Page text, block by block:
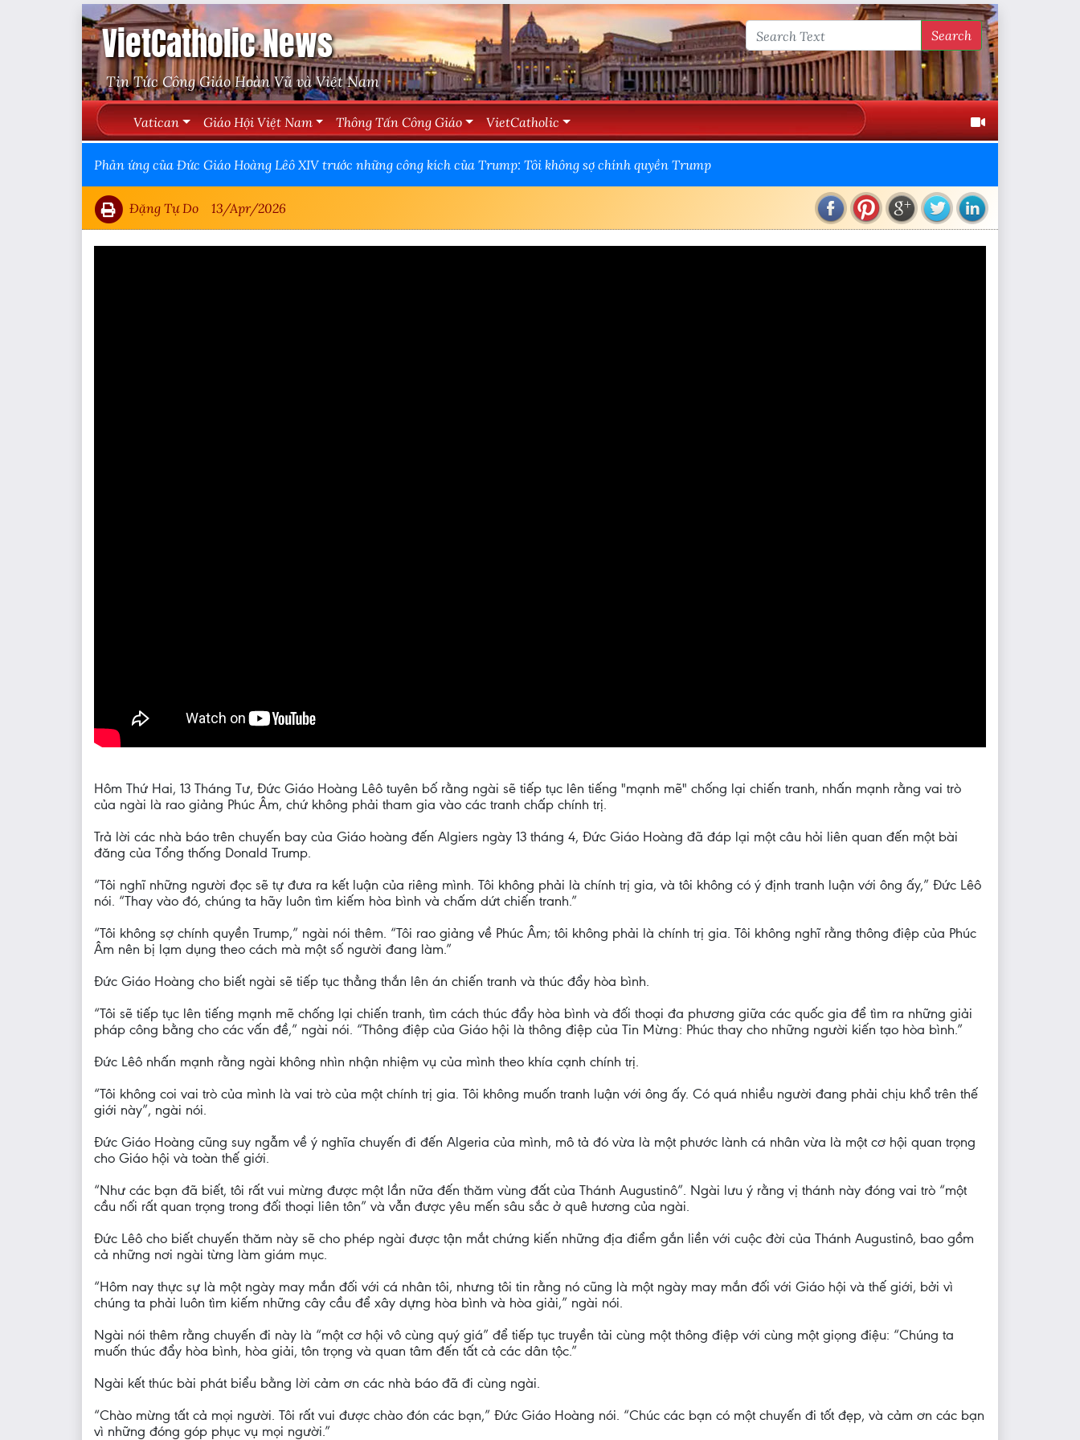
VietCatholic News
Tin Tức Công Giáo Hoàn Vũ và Việt Nam
Search
Vatican Giáo Hội Việt Nam Thông Tấn Công Giáo VietCatholic
Phản ứng của Đức Giáo Hoàng Lêô XIV trước những công kích của Trump: Tôi không sợ chính quyền Trump
Đặng Tự Do 13/Apr/2026
Hôm Thứ Hai, 13 Tháng Tư, Đức Giáo Hoàng Lêô tuyên bố rằng ngài sẽ tiếp tục lên tiếng "mạnh mẽ" chống lại chiến tranh, nhấn mạnh rằng vai trò
của ngài là rao giảng Phúc Âm, chứ không phải tham gia vào các tranh chấp chính trị.
Trả lời các nhà báo trên chuyến bay của Giáo hoàng đến Algiers ngày 13 tháng 4, Đức Giáo Hoàng đã đáp lại một câu hỏi liên quan đến một bài
đăng của Tổng thống Donald Trump.
“Tôi nghĩ những người đọc sẽ tự đưa ra kết luận của riêng mình. Tôi không phải là chính trị gia, và tôi không có ý định tranh luận với ông ấy,” Đức Lêô
nói. “Thay vào đó, chúng ta hãy luôn tìm kiếm hòa bình và chấm dứt chiến tranh.”
“Tôi không sợ chính quyền Trump,” ngài nói thêm. “Tôi rao giảng về Phúc Âm; tôi không phải là chính trị gia. Tôi không nghĩ rằng thông điệp của Phúc
Âm nên bị lạm dụng theo cách mà một số người đang làm.”
Đức Giáo Hoàng cho biết ngài sẽ tiếp tục thẳng thắn lên án chiến tranh và thúc đẩy hòa bình.
“Tôi sẽ tiếp tục lên tiếng mạnh mẽ chống lại chiến tranh, tìm cách thúc đẩy hòa bình và đối thoại đa phương giữa các quốc gia để tìm ra những giải
pháp công bằng cho các vấn đề,” ngài nói. “Thông điệp của Giáo hội là thông điệp của Tin Mừng: Phúc thay cho những người kiến tạo hòa bình.”
Đức Lêô nhấn mạnh rằng ngài không nhìn nhận nhiệm vụ của mình theo khía cạnh chính trị.
“Tôi không coi vai trò của mình là vai trò của một chính trị gia. Tôi không muốn tranh luận với ông ấy. Có quá nhiều người đang phải chịu khổ trên thế
giới này”, ngài nói.
Đức Giáo Hoàng cũng suy ngẫm về ý nghĩa chuyến đi đến Algeria của mình, mô tả đó vừa là một phước lành cá nhân vừa là một cơ hội quan trọng
cho Giáo hội và toàn thế giới.
“Như các bạn đã biết, tôi rất vui mừng được một lần nữa đến thăm vùng đất của Thánh Augustinô”. Ngài lưu ý rằng vị thánh này đóng vai trò “một
cầu nối rất quan trọng trong đối thoại liên tôn” và vẫn được yêu mến sâu sắc ở quê hương của ngài.
Đức Lêô cho biết chuyến thăm này sẽ cho phép ngài được tận mắt chứng kiến những địa điểm gắn liền với cuộc đời của Thánh Augustinô, bao gồm
cả những nơi ngài từng làm giám mục.
“Hôm nay thực sự là một ngày may mắn đối với cá nhân tôi, nhưng tôi tin rằng nó cũng là một ngày may mắn đối với Giáo hội và thế giới, bởi vì
chúng ta phải luôn tìm kiếm những cây cầu để xây dựng hòa bình và hòa giải,” ngài nói.
Ngài nói thêm rằng chuyến đi này là “một cơ hội vô cùng quý giá” để tiếp tục truyền tải cùng một thông điệp với cùng một giọng điệu: “Chúng ta
muốn thúc đẩy hòa bình, hòa giải, tôn trọng và quan tâm đến tất cả các dân tộc.”
Ngài kết thúc bài phát biểu bằng lời cảm ơn các nhà báo đã đi cùng ngài.
“Chào mừng tất cả mọi người. Tôi rất vui được chào đón các bạn,” Đức Giáo Hoàng nói. “Chúc các bạn có một chuyến đi tốt đẹp, và cảm ơn các bạn
vì những đóng góp phục vụ mọi người.”